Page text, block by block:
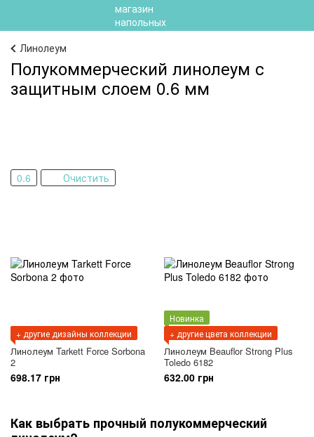
Линолеум
Полукоммерческий линолеум с
защитным слоем 0.6 мм
0.6 Очистить
+ другие дизайны коллекции
Линолеум Tarkett Force Sorbona
2
698.17 грн
Новинка
+ другие цвета коллекции
Линолеум Beauflor Strong Plus
Toledo 6182
632.00 грн
Как выбрать прочный полукоммерческий